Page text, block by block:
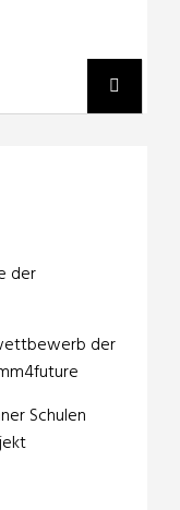
der
der
Schulen